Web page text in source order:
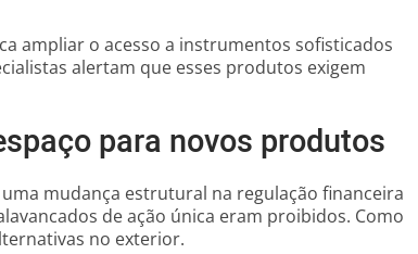
ampliar o acesso a instrumentos sofisticados
alertam que esses produtos exigem
para novos produtos
mudança estrutural na regulação financeira
de ação única eram proibidos. Como
no exterior.